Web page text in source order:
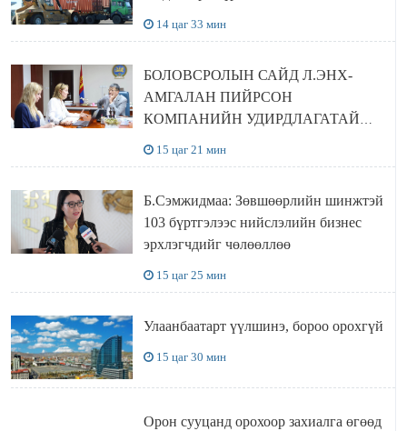
14 цаг 33 мин
БОЛОВСРОЛЫН САЙД Л.ЭНХ-
АМГАЛАН ПИЙРСОН
КОМПАНИЙН УДИРДЛАГАТАЙ
15 цаг 21 мин
Б.Сэмжидмаа: Зөвшөөрлийн шинжтэй
103 бүртгэлээс нийслэлийн бизнес
эрхлэгчдийг чөлөөллөө
15 цаг 25 мин
Улаанбаатарт үүлшинэ, бороо орохгүй
15 цаг 30 мин
Орон сууцанд орохоор захиалга өгөөд